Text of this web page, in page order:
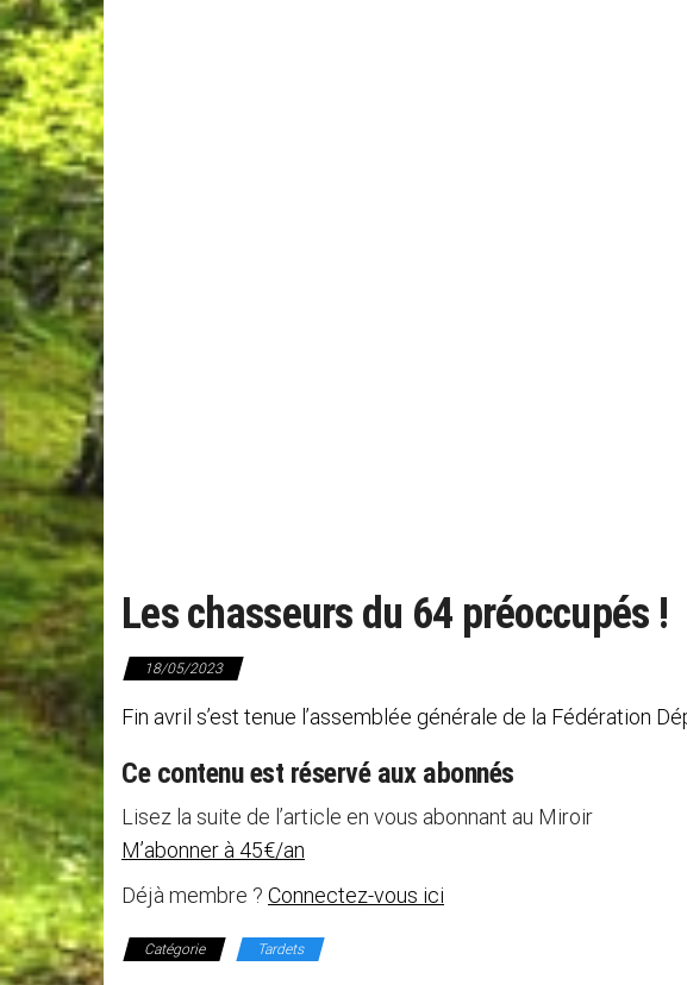
Les chasseurs du 64 préoccupés !
18/05/2023
Fin avril s’est tenue l’assemblée générale de la Fédération
Ce contenu est réservé aux abonnés
Lisez la suite de l’article en vous abonnant au Miroir
M’abonner à 45€/an
Déjà membre ? Connectez-vous ici
Catégorie Tardets